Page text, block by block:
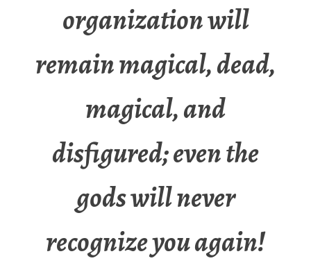
organization will
remain magical, dead,
magical, and
disfigured; even the
gods will never
recognize you again!